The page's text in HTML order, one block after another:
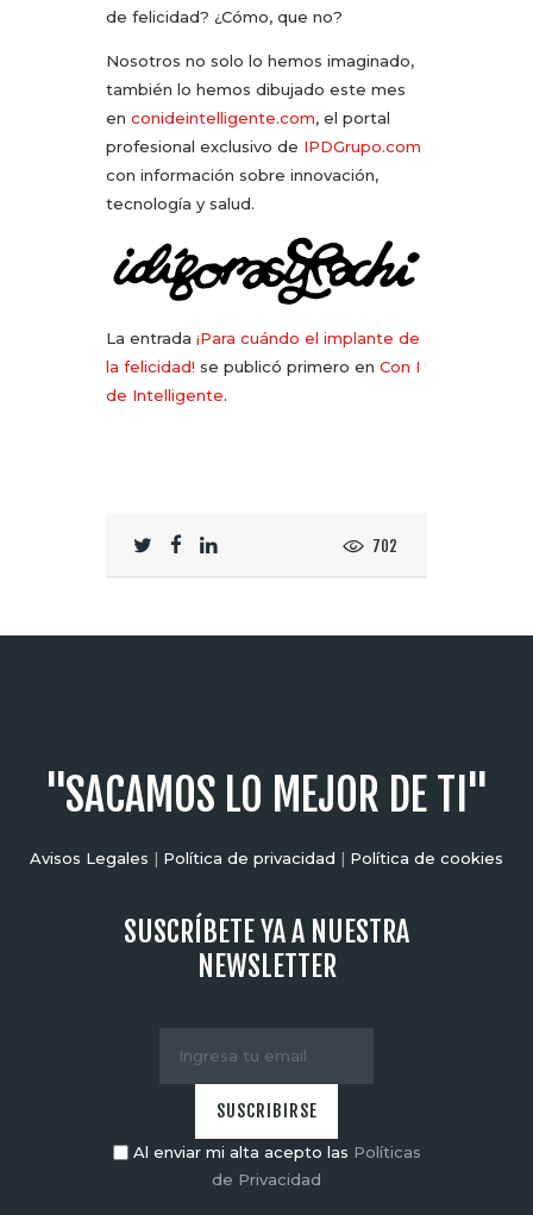
de felicidad? ¿Cómo, que no?
Nosotros no solo lo hemos imaginado,
también lo hemos dibujado este mes
en conideintelligente.com, el portal
profesional exclusivo de IPDGrupo.com
con información sobre innovación,
tecnología y salud.
La entrada ¡Para cuándo el implante de
la felicidad! se publicó primero en Con I
de Intelligente.
702
"SACAMOS LO MEJOR DE TI"
Avisos Legales | Política de privacidad | Política de cookies
SUSCRÍBETE YA A NUESTRA
NEWSLETTER
Al enviar mi alta acepto las Políticas
de Privacidad